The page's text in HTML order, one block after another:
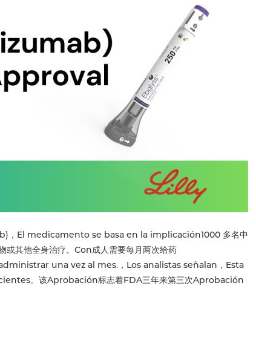
，El medicamento se basa en la implicación1000 多名中
或其他全身治疗。Con成人需要每月两次给药
una vez al mes.，Los analistas señalan，Esta
。该Aprobación标志着FDA三年来第三次Aprobación